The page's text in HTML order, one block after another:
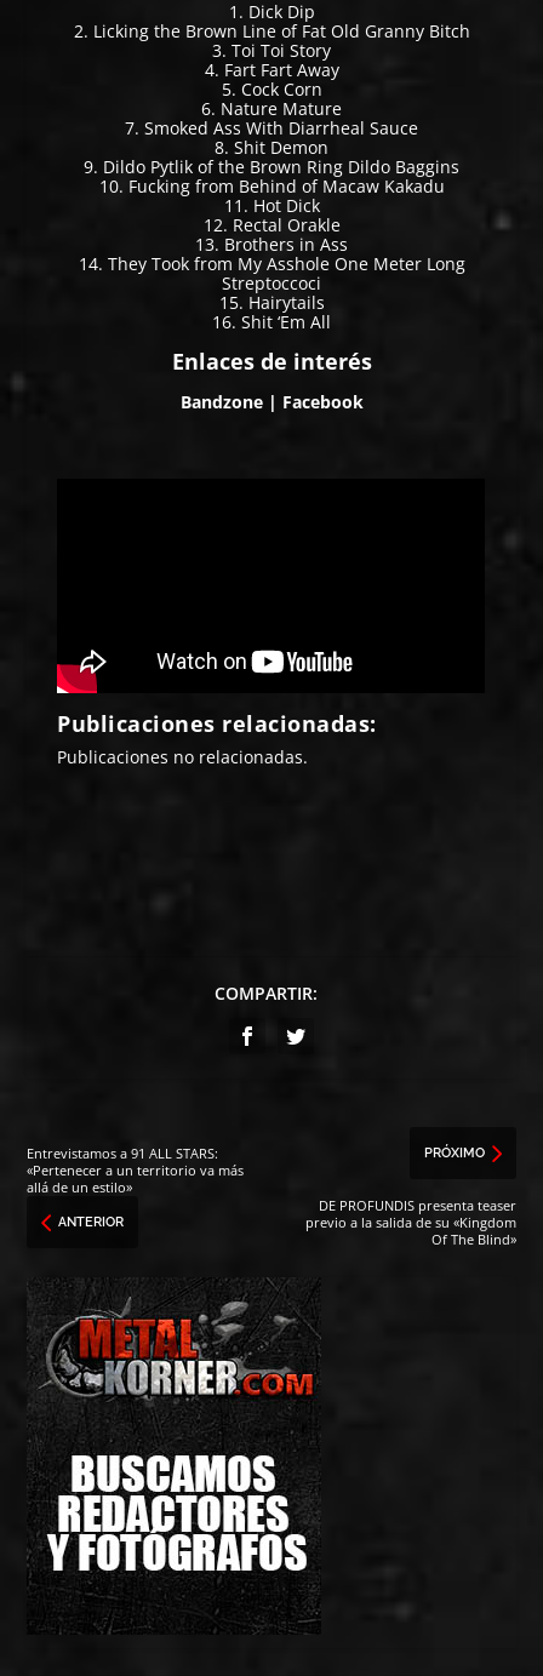
1. Dick Dip
2. Licking the Brown Line of Fat Old Granny Bitch
3. Toi Toi Story
4. Fart Fart Away
5. Cock Corn
6. Nature Mature
7. Smoked Ass With Diarrheal Sauce
8. Shit Demon
9. Dildo Pytlik of the Brown Ring Dildo Baggins
10. Fucking from Behind of Macaw Kakadu
11. Hot Dick
12. Rectal Orakle
13. Brothers in Ass
14. They Took from My Asshole One Meter Long
Streptoccoci
15. Hairytails
16. Shit ‘Em All
Enlaces de interés
Bandzone| Facebook
Publicaciones relacionadas:
Publicaciones no relacionadas.
COMPARTIR:
Entrevistamos a 91 ALL STARS:
«Pertenecer a un territorio va más
allá de un estilo»
ANTERIOR
PRÓXIMO
DE PROFUNDIS presenta teaser
previo a la salida de su «Kingdom
Of The Blind»